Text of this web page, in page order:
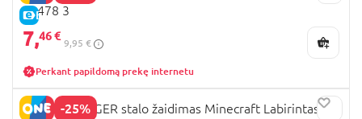
E-KAINA
23478 3
7,46 €
9,95 €
Perkant papildomą prekę internetu
-25%
RAVENSBURGER stalo žaidimas Minecraft Labirintas,